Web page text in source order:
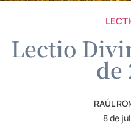
Lectio
de
RAÚL
8 de